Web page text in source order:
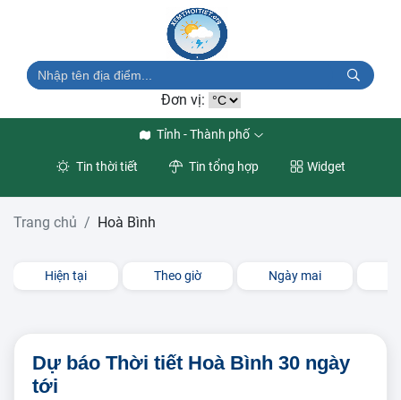
Đơn vị:
Tỉnh - Thành phố
Tin thời tiết Tin tổng hợp Widget
Trang chủ Hoà Bình
Hiện tại Theo giờ Ngày mai
Dự báo Thời tiết Hoà Bình 30 ngày
tới